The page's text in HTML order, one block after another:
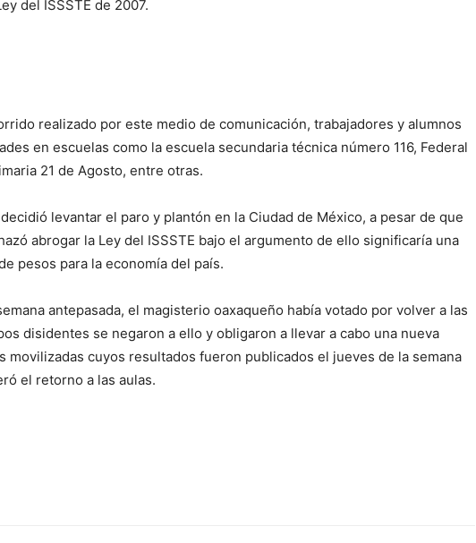
del ISSSTE de 2007.
realizado por este medio de comunicación, trabajadores y alumnos
en escuelas como la escuela secundaria técnica número 116, Federal
21 de Agosto, entre otras.
levantar el paro y plantón en la Ciudad de México, a pesar de que
abrogar la Ley del ISSSTE bajo el argumento de ello significaría una
pesos para la economía del país.
antepasada, el magisterio oaxaqueño había votado por volver a las
disidentes se negaron a ello y obligaron a llevar a cabo una nueva
movilizadas cuyos resultados fueron publicados el jueves de la semana
el retorno a las aulas.